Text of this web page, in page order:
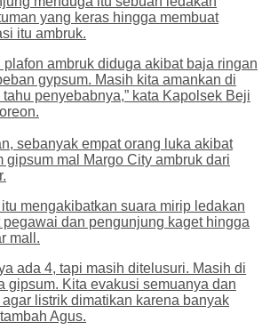
yang keras hingga membuat
itu ambruk.
plafon ambruk diduga akibat baja ringan
gypsum. Masih kita amankan di
penyebabnya,” kata Kapolsek Beji
sebanyak empat orang luka akibat
gipsum mal Margo City ambruk dari
mengakibatkan suara mirip ledakan
dan pengunjung kaget hingga
mall.
ada 4, tapi masih ditelusuri. Masih di
gipsum. Kita evakusi semuanya dan
listrik dimatikan karena banyak
Agus.